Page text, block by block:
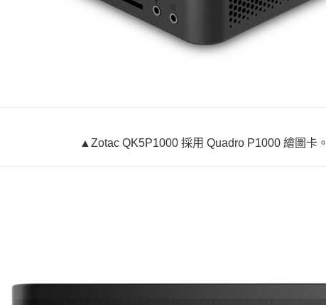
▲Zotac QK5P1000 採用 Quadro P1000 繪圖卡。